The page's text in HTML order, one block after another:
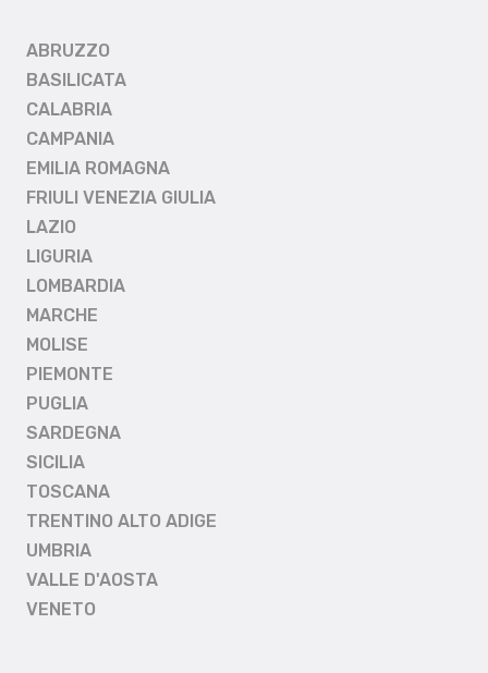
ABRUZZO
BASILICATA
CALABRIA
CAMPANIA
EMILIA ROMAGNA
FRIULI VENEZIA GIULIA
LAZIO
LIGURIA
LOMBARDIA
MARCHE
MOLISE
PIEMONTE
PUGLIA
SARDEGNA
SICILIA
TOSCANA
TRENTINO ALTO ADIGE
UMBRIA
VALLE D'AOSTA
VENETO